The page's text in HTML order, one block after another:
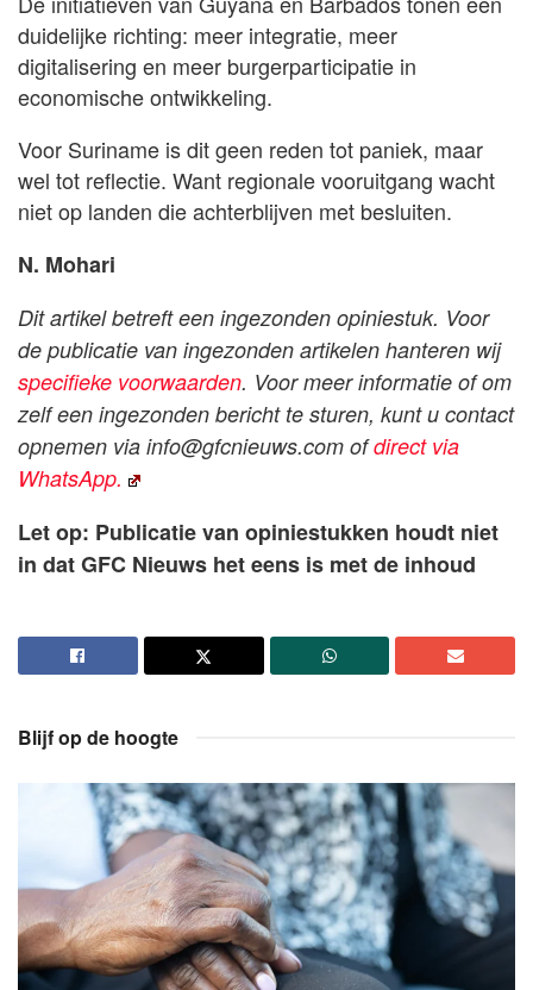
duidelijke richting: meer integratie, meer
digitalisering en meer burgerparticipatie in
economische ontwikkeling.
Voor Suriname is dit geen reden tot paniek, maar
wel tot reflectie. Want regionale vooruitgang wacht
niet op landen die achterblijven met besluiten.
N. Mohari
Dit artikel betreft een ingezonden opiniestuk. Voor
de publicatie van ingezonden artikelen hanteren wij
specifieke voorwaarden. Voor meer informatie of om
zelf een ingezonden bericht te sturen, kunt u contact
opnemen via info@gfcnieuws.com ofdirect via
WhatsApp.
Let op: Publicatie van opiniestukken houdt niet
in dat GFC Nieuws het eens is met de inhoud
Blijf op de hoogte